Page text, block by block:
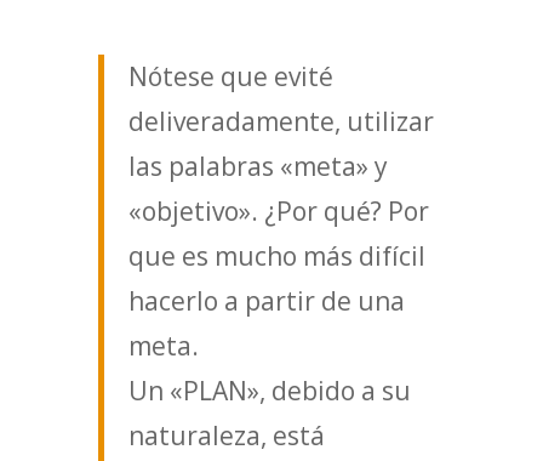
Nótese que evité
deliveradamente, utilizar
las palabras «meta» y
«objetivo». ¿Por qué? Por
que es mucho más difícil
hacerlo a partir de una
meta.
Un «PLAN», debido a su
naturaleza, está